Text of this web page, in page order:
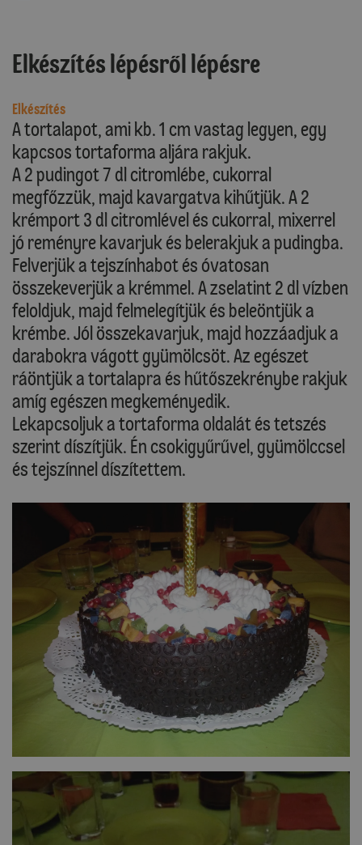
Elkészítés lépésről lépésre
Elkészítés
A tortalapot, ami kb. 1 cm vastag legyen, egy
kapcsos tortaforma aljára rakjuk.
A 2 pudingot 7 dl citromlébe, cukorral
megfőzzük, majd kavargatva kihűtjük. A 2
krémport 3 dl citromlével és cukorral, mixerrel
jó reményre kavarjuk és belerakjuk a pudingba.
Felverjük a tejszínhabot és óvatosan
összekeverjük a krémmel. A zselatint 2 dl vízben
feloldjuk, majd felmelegítjük és beleöntjük a
krémbe. Jól összekavarjuk, majd hozzáadjuk a
darabokra vágott gyümölcsöt. Az egészet
ráöntjük a tortalapra és hűtőszekrénybe rakjuk
amíg egészen megkeményedik.
Lekapcsoljuk a tortaforma oldalát és tetszés
szerint díszítjük. Én csokigyűrűvel, gyümölccsel
és tejszínnel díszítettem.